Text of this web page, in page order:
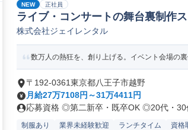
NEW 正社員
ライブ・コンサートの舞台裏制作
株式会社ジェイレンタル
数万人の熱狂を、創り上げる。イベント会場の
〒192-0361東京都八王子市越野
月給27万7108円～31万4411円
応募資格 ◎第二新卒・既卒OK ◎20代・30
制服あり 業界未経験歓迎 ランチタイム 資格